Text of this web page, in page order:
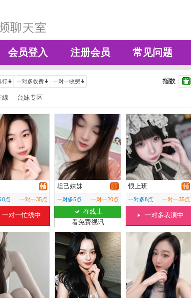
会员登入 注册会员 常见问题
行 一对多收费 一对一收费 指数
線 台妹专区
8点 一对一35点
一对一忙线中
坦己妹妹
一对多5点 一对一20点
在线上
看免费视讯
恨上班
一对多8点 一对一35点
一对多表演中